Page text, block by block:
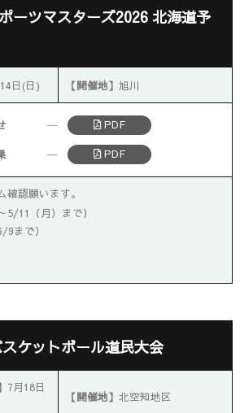
ーツマスターズ2026 北海道予
日(日) 【開催地】旭川
─ PDF
─ PDF
認願います。
5/11（月）まで）
9まで）
ケットボール道民大会
7月18日
【開催地】北空知地区